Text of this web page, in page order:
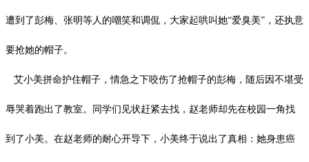
遭到了彭梅、张明等人的嘲笑和调侃，大家起哄叫她“爱臭美”，还执意
要抢她的帽子。
艾小美拼命护住帽子，情急之下咬伤了抢帽子的彭梅，随后因不堪受
辱哭着跑出了教室。同学们见状赶紧去找，赵老师却先在校园一角找
到了小美。在赵老师的耐心开导下，小美终于说出了真相：她身患癌